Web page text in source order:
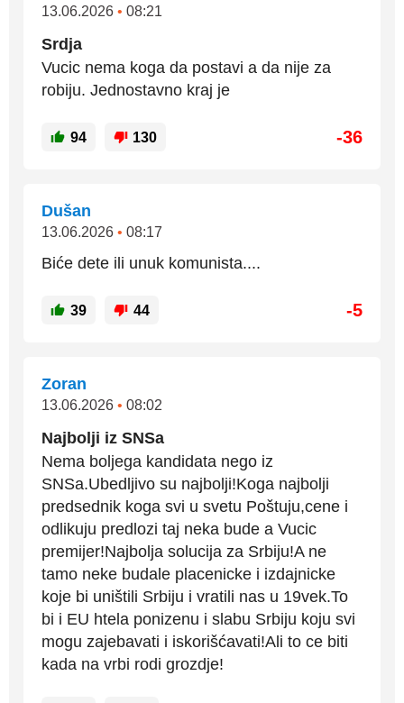
13.06.2026 • 08:21
Srdja
Vucic nema koga da postavi a da nije za
robiju. Jednostavno kraj je
94 130 -36
Dušan
13.06.2026 • 08:17
Biće dete ili unuk komunista....
39 44 -5
Zoran
13.06.2026 • 08:02
Najbolji iz SNSa
Nema boljega kandidata nego iz
SNSa.Ubedljivo su najbolji!Koga najbolji
predsednik koga svi u svetu Poštuju,cene i
odlikuju predlozi taj neka bude a Vucic
premijer!Najbolja solucija za Srbiju!A ne
tamo neke budale placenicke i izdajnicke
koje bi uništili Srbiju i vratili nas u 19vek.To
bi i EU htela ponizenu i slabu Srbiju koju svi
mogu zajebavati i iskorišćavati!Ali to ce biti
kada na vrbi rodi grozdje!